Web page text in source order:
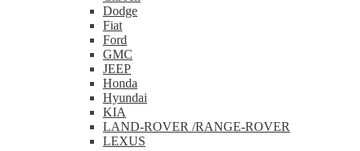
Dodge
Fiat
Ford
GMC
JEEP
Honda
Hyundai
KIA
LAND-ROVER /RANGE-ROVER
LEXUS